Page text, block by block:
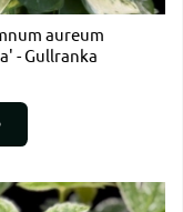
aureum
- Gullranka